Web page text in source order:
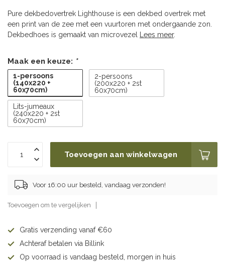
Pure dekbedovertrek Lighthouse is een dekbed overtrek met
een print van de zee met een vuurtoren met ondergaande zon.
Dekbedhoes is gemaakt van microvezel
Lees meer.
Maak een keuze: *
1-persoons
(140x220 +
60x70cm)
2-persoons
(200x220 + 2st
60x70cm)
Lits-jumeaux
(240x220 + 2st
60x70cm)
Toevoegen aan winkelwagen
Voor 16:00 uur besteld, vandaag verzonden!
Toevoegen om te vergelijken
Gratis verzending vanaf €60
Achteraf betalen via Billink
Op voorraad is vandaag besteld, morgen in huis